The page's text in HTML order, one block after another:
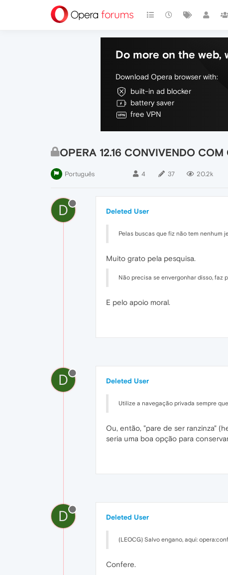
Do more on the web,
Download Opera browser with:
built-in ad blocker
battery saver
free VPN
OPERA 12.16 CONVIVENDO
Português 4 37 20.2k
D Deleted User
Pelas buscas que fiz não tem nenhum
Muito grato pela pesquisa.
Não precisa se envergonhar disso, faz
E pelo apoio moral.
D Deleted User
Utilize a navegação privada sempre
Ou, então, "pare de ser ranzinza"
seria uma boa opção para
D Deleted User
(LEOCG) Salvo engano, aqui:
Confere.